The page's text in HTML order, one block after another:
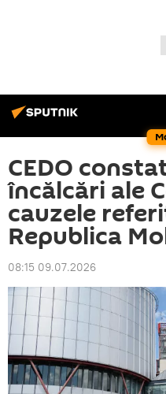
CEDO
încălcări ale
cauzele
Republica
08:15 09.07.2026